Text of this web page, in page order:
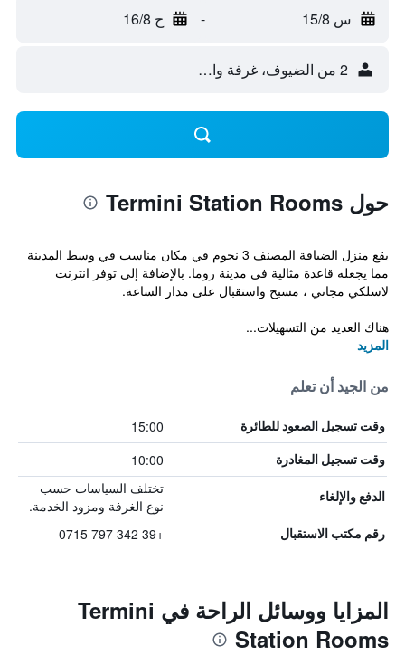
س 15/8 - ح 16/8
2 من الضيوف، غرفة واحدة
حول Termini Station Rooms
يقع منزل الضيافة المصنف 3 نجوم في مكان مناسب في وسط المدينة
مما يجعله قاعدة مثالية في مدينة روما. بالإضافة إلى توفر انترنت
لاسلكي مجاني ، مسبح واستقبال على مدار الساعة.
هناك العديد من التسهيلات...
المزيد
من الجيد أن تعلم
وقت تسجيل الصعود للطائرة 15:00
وقت تسجيل المغادرة 10:00
الدفع والإلغاء
تختلف السياسات حسب
نوع الغرفة ومزود الخدمة.
رقم مكتب الاستقبال +39 342 797 0715
المزايا ووسائل الراحة في Termini
Station Rooms